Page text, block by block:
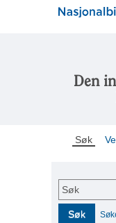
Den
Søk
Søk
Søk